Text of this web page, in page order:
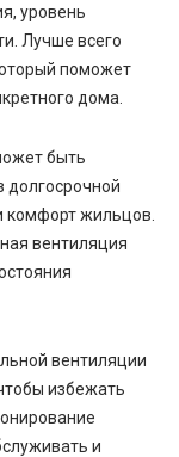
уровень
Лучше всего
поможет
дома.
быть
долгосрочной
комфорт жильцов.
вентиляция
вентиляции
избежать
и